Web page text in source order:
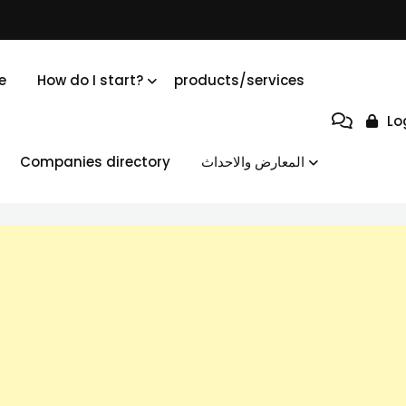
How do I start? products/services
Companies directory المعارض والاحداث